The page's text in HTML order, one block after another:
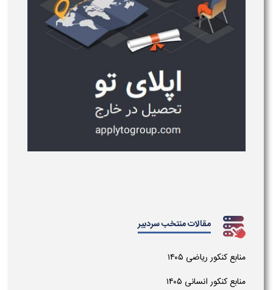
مقالات منتخب سردبیر
منابع کنکور ریاضی ۱۴۰۵
منابع کنکور انسانی ۱۴۰۵